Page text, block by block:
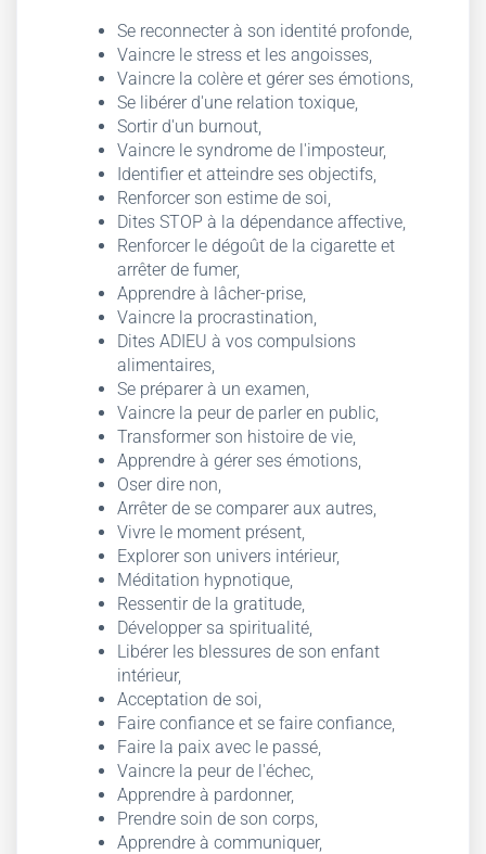
Se reconnecter à son identité profonde,
Vaincre le stress et les angoisses,
Vaincre la colère et gérer ses émotions,
Se libérer d'une relation toxique,
Sortir d'un burnout,
Vaincre le syndrome de l'imposteur,
Identifier et atteindre ses objectifs,
Renforcer son estime de soi,
Dites STOP à la dépendance affective,
Renforcer le dégoût de la cigarette et
arrêter de fumer,
Apprendre à lâcher-prise,
Vaincre la procrastination,
Dites ADIEU à vos compulsions
alimentaires,
Se préparer à un examen,
Vaincre la peur de parler en public,
Transformer son histoire de vie,
Apprendre à gérer ses émotions,
Oser dire non,
Arrêter de se comparer aux autres,
Vivre le moment présent,
Explorer son univers intérieur,
Méditation hypnotique,
Ressentir de la gratitude,
Développer sa spiritualité,
Libérer les blessures de son enfant
intérieur,
Acceptation de soi,
Faire confiance et se faire confiance,
Faire la paix avec le passé,
Vaincre la peur de l'échec,
Apprendre à pardonner,
Prendre soin de son corps,
Apprendre à communiquer,